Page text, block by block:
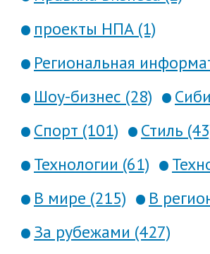
проекты НПА (1)
Региональная
Шоу-бизнес (28)
Спорт (101)
Стиль
Технологии (61)
В мире (215)
В
За рубежами (427)